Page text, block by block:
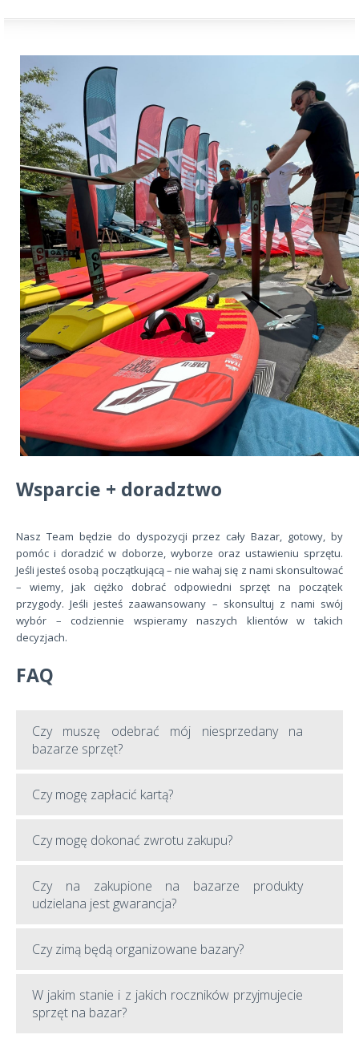
Wsparcie + doradztwo
Nasz Team będzie do dyspozycji przez cały Bazar, gotowy, by
pomóc i doradzić w doborze, wyborze oraz ustawieniu sprzętu.
Jeśli jesteś osobą początkującą – nie wahaj się z nami skonsultować
– wiemy, jak ciężko dobrać odpowiedni sprzęt na początek
przygody. Jeśli jesteś zaawansowany – skonsultuj z nami swój
wybór – codziennie wspieramy naszych klientów w takich
decyzjach.
FAQ
Czy muszę odebrać mój niesprzedany na
bazarze sprzęt?
Czy mogę zapłacić kartą?
Czy mogę dokonać zwrotu zakupu?
Czy na zakupione na bazarze produkty
udzielana jest gwarancja?
Czy zimą będą organizowane bazary?
W jakim stanie i z jakich roczników przyjmujecie
sprzęt na bazar?